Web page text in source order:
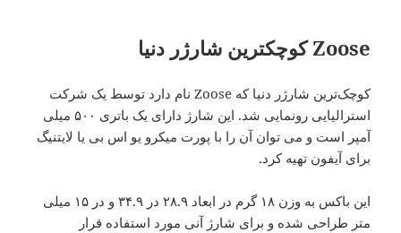
Zoose کوچکترین شارژر دنیا
کوچک‌ترین شارژر دنیا که Zoose نام دارد توسط یک شرکت
استرالیایی رونمایی شد. این شارژ دارای یک باتری ۵۰۰ میلی
آمپر است و می توان آن را با پورت میکرو یو اس بی یا لایتنیگ
برای آیفون تهیه کرد.
این باکس به وزن ۱۸ گرم در ابعاد ۲۸.۹ در ۳۴.۹ و در ۱۵ میلی
متر طراحی شده و برای شارژ آنی مورد استفاده قرار